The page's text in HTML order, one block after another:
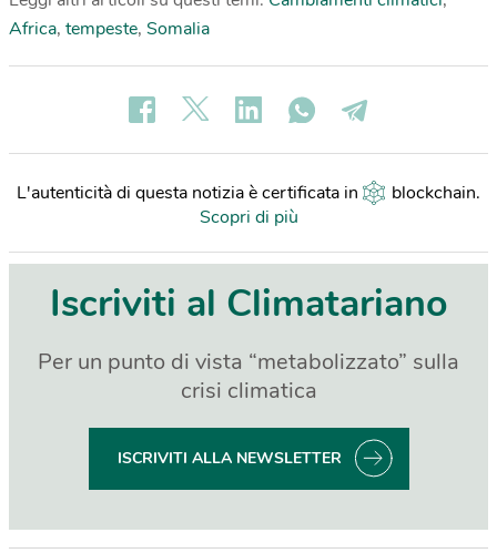
Africa, tempeste, Somalia
L'autenticità di questa notizia è certificata in blockchain.
Scopri di più
Iscriviti al Climatariano
Per un punto di vista “metabolizzato” sulla
crisi climatica
ISCRIVITI ALLA NEWSLETTER